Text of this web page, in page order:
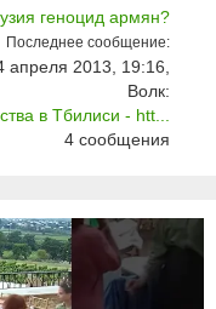
геноцид армян?
Последнее сообщение:
апреля 2013, 19:16,
Волк:
в Тбилиси - htt...
4сообщения